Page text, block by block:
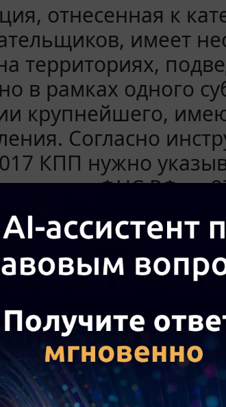
отнесенная к
имеет
территориях,
в рамках одного
крупнейшего,
Согласно
КПП нужно
письмо ФНС РФ от
абзаце сказано,
обособленного
по земельному
текста документа и получения полной
воспользуйтесь поиском в Интернет-версии